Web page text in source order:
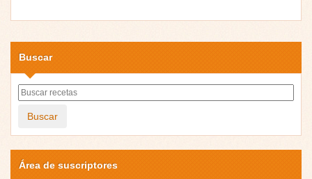
Buscar
Buscar
Área de suscriptores